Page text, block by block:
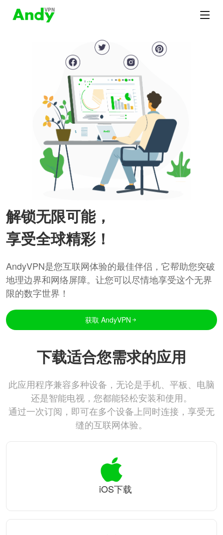
解锁无限可能，
享受全球精彩！
AndyVPN是您互联网体验的最佳伴侣，它帮助您突破
地理边界和网络屏障。让您可以尽情地享受这个无界
限的数字世界！
获取 AndyVPN
下载适合您需求的应用
此应用程序兼容多种设备，无论是手机、平板、电脑
还是智能电视，您都能轻松安装和使用。
通过一次订阅，即可在多个设备上同时连接，享受无
缝的互联网体验。
iOS下载